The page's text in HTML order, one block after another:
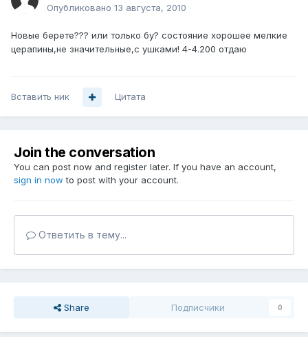
Опубликовано 13 августа, 2010
Новые берете??? или только бу? состояние хорошее мелкие
церапины,не значительные,с ушками! 4-4.200 отдаю
Вставить ник Цитата
Join the conversation
You can post now and register later. If you have an account,
sign in now to post with your account.
Ответить в тему...
Share Подписчики 0